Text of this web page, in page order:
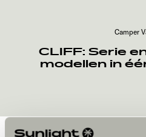
Camper
CLIFF: Serie
modellen in